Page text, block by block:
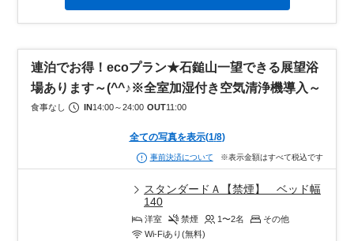
連泊でお得！ecoプラン★石鎚山一望できる展望浴
場あります～(^^♪※全室加湿付き空気清浄機導入～
食事なし IN 14:00～24:00 OUT11:00
全ての写真を表示(1/8)
事前決済について ※表示金額はすべて税込です
スタンダードＡ【禁煙】 ベッド幅
140
洋室 禁煙 1〜2名
その他
Wi-Fiあり(無料)